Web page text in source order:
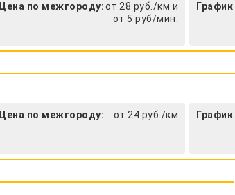
Цена по межгороду:от 28 руб./км и
от 5 руб/мин.
Цена по межгороду: от 24 руб./км